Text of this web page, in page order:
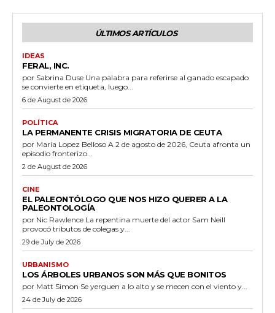
ÚLTIMOS ARTÍCULOS
IDEAS
FERAL, INC.
por Sabrina Duse Una palabra para referirse al ganado escapado
se convierte en etiqueta, luego...
6 de August de 2026
POLÍTICA
LA PERMANENTE CRISIS MIGRATORIA DE CEUTA
por María Lopez Belloso A 2 de agosto de 2026, Ceuta afronta un
episodio fronterizo...
2 de August de 2026
CINE
EL PALEONTÓLOGO QUE NOS HIZO QUERER A LA
PALEONTOLOGÍA
por Nic Rawlence La repentina muerte del actor Sam Neill
provocó tributos de colegas y...
29 de July de 2026
URBANISMO
LOS ÁRBOLES URBANOS SON MÁS QUE BONITOS
por Matt Simon Se yerguen a lo alto y se mecen con el viento y...
24 de July de 2026